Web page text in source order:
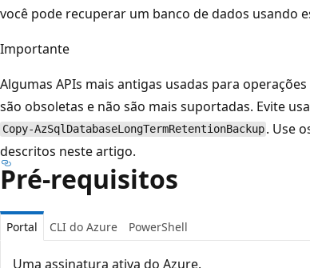
você pode recuperar um banco de dados usando
Importante
Algumas APIs mais antigas usadas para
são obsoletas e não são mais suportadas. Evite
Copy-AzSqlDatabaseLongTermRetentionBackup . Use
descritos neste artigo.
Pré-requisitos
Portal CLI do Azure PowerShell
Uma assinatura ativa do Azure.